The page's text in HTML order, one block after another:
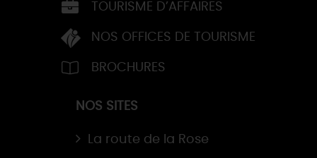
TOURISME D’AFFAIRES
NOS OFFICES DE TOURISME
BROCHURES
NOS SITES
La route de la Rose